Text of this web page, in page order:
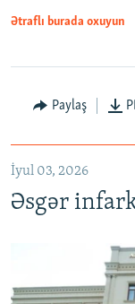
Auto
Ətraflı burada oxuyun
Paylaş
İyul 03, 2026
Əsgər